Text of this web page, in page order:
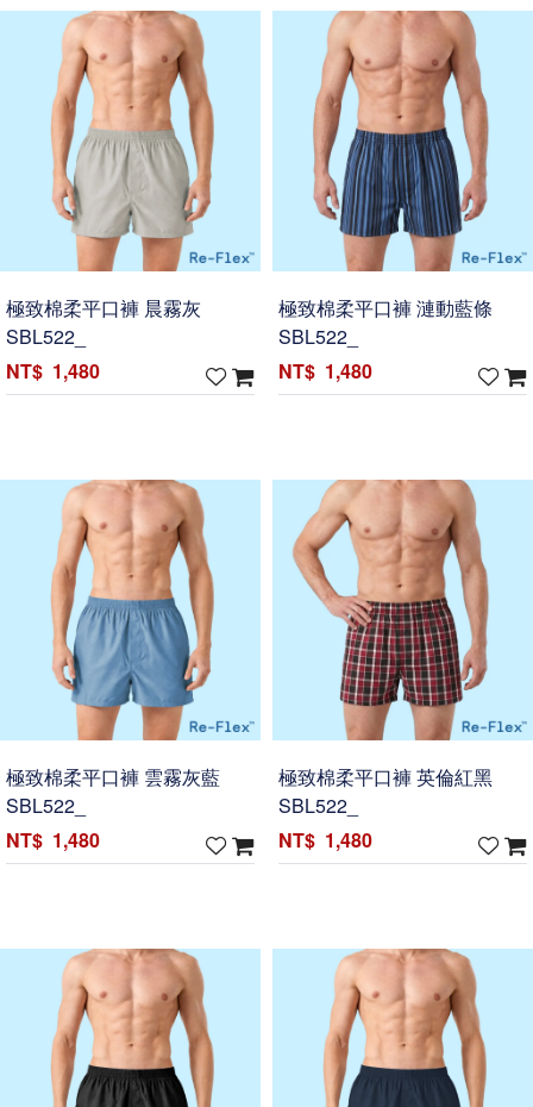
極致棉柔平口褲 晨霧灰
SBL522_
1,480
極致棉柔平口褲 漣動藍條
SBL522_
1,480
極致棉柔平口褲 雲霧灰藍
SBL522_
1,480
極致棉柔平口褲 英倫紅黑
SBL522_
1,480